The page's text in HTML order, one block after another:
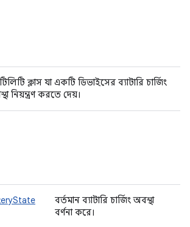
ক্লাস যা একটি ডিভাইসের ব্যাটারি চার্জিং
নিয়ন্ত্রণ করতে দেয়।
বর্তমান ব্যাটারি চার্জিং অবস্থা
বর্ণনা করে।